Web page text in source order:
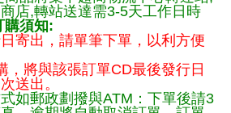
店,轉站送達需3-5天工作日時
購須知:
寄出，請單筆下單，以利方便
將與該張訂單CD最後發行日
送出。
如郵政劃撥與ATM：下單後請3